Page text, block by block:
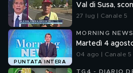
Val di Susa,
27 lug | Canale 5
PUNTATA INTERA
MORNING NEWS
Martedì 4
04 ago | Canale 5
TG4 - DIARIO